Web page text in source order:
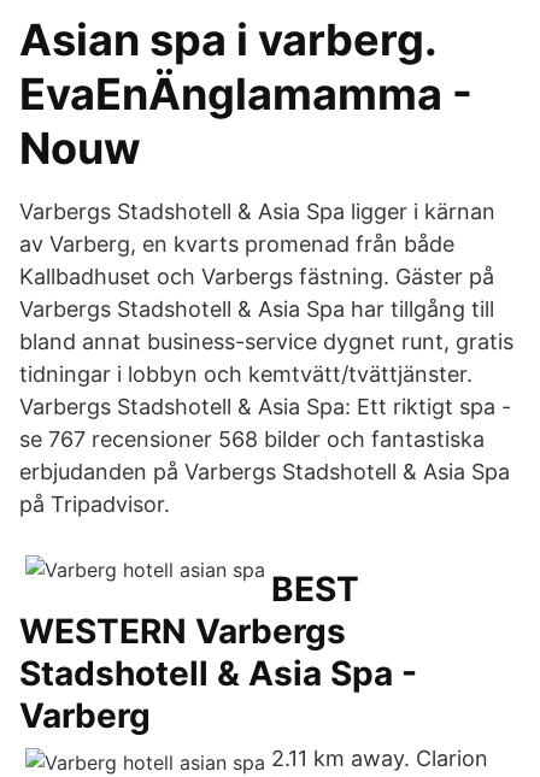
Asian spa i varberg.
EvaEnÄnglamamma -
Nouw
Varbergs Stadshotell & Asia Spa ligger i kärnan
av Varberg, en kvarts promenad från både
Kallbadhuset och Varbergs fästning. Gäster på
Varbergs Stadshotell & Asia Spa har tillgång till
bland annat business-service dygnet runt, gratis
tidningar i lobbyn och kemtvätt/tvättjänster.
Varbergs Stadshotell & Asia Spa: Ett riktigt spa -
se 767 recensioner 568 bilder och fantastiska
erbjudanden på Varbergs Stadshotell & Asia Spa
på Tripadvisor.
BEST
WESTERN Varbergs
Stadshotell & Asia Spa -
Varberg
2.11 km away. Clarion